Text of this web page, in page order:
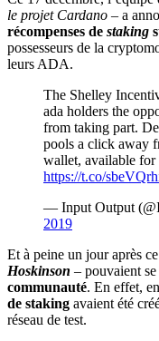
le projet Cardano – a
récompenses de staking
possesseurs de la
leurs ADA.
The Shelley
ada holders the
from taking part.
pools a click away
wallet, available
https://t.co/
— Input Output
2019
Et à peine un jour après
Hoskinson – pouvaient
communauté. En effet,
de staking avaient été
réseau de test.